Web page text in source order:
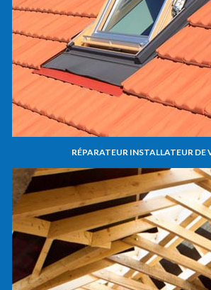
RÉPARATEUR INSTALLATEUR DE